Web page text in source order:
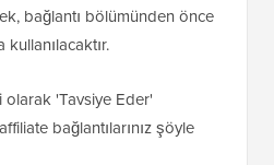
bağlantı bölümünden önce
olarak 'Tavsiye Eder'
bağlantılarınız şöyle